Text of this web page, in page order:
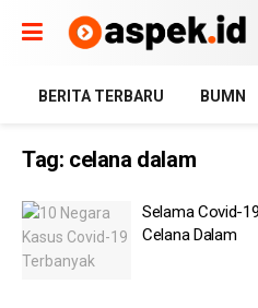
BERITA TERBARU BUMN
Tag: celana dalam
Selama Covid-
Celana Dalam